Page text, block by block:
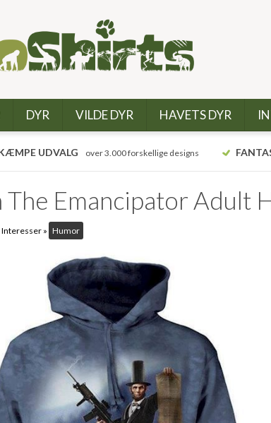
DYR VILDE DYR HAVETS DYR
UDVALG over 3.000 forskellige designs
The Emancipator Adult
Interesser » Humor